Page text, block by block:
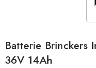
Batterie Brinckers
36V 14Ah